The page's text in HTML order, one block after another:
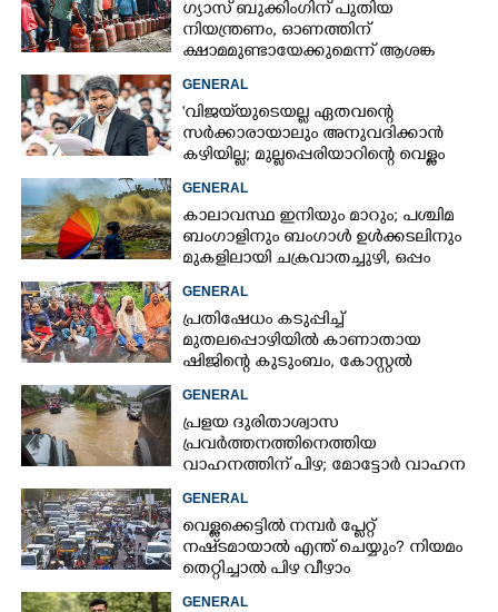
ഗ്യാസ് ബുക്കിംഗിന് പുതിയ
നിയന്ത്രണം, ഓണത്തിന്
ക്ഷാമമുണ്ടായേക്കുമെന്ന് ആശങ്ക
GENERAL
'വിജയ്‌യുടെയല്ല ഏതവന്റെ
സർക്കാരായാലും അനുവദിക്കാൻ
കഴിയില്ല; മുല്ലപ്പെരിയാറിന്റെ വെള്ളം
കൂട്ടുന്നത് മനസിൽ വച്ചാൽമതി'
GENERAL
കാലാവസ്ഥ ഇനിയും മാറും; പശ്ചിമ
ബംഗാളിനും ബംഗാൾ ഉൾക്കടലിനും
മുകളിലായി ചക്രവാതച്ചുഴി, ഒപ്പം
കള്ളക്കടൽ പ്രതിഭാസം
GENERAL
പ്രതിഷേധം കടുപ്പിച്ച്
മുതലപ്പൊഴിയിൽ കാണാതായ
ഷിജിന്റെ കുടുംബം, കോസ്റ്റൽ
പൊലീസ് സ്റ്റേഷനുമുന്നിൽ
കുത്തിയിരിക്കുന്നു
GENERAL
പ്രളയ ദുരിതാശ്വാസ
പ്രവർത്തനത്തിനെത്തിയ
വാഹനത്തിന് പിഴ; മോട്ടോർ വാഹന
വകുപ്പ് ഉദ്യോഗസ്ഥന് സസ്പെൻഷൻ
GENERAL
വെള്ളക്കെട്ടിൽ നമ്പർ പ്ലേറ്റ്
നഷ്‌ടമായാൽ എന്ത് ചെയ്യും? നിയമം
തെറ്റിച്ചാൽ പിഴ വീഴാം
GENERAL